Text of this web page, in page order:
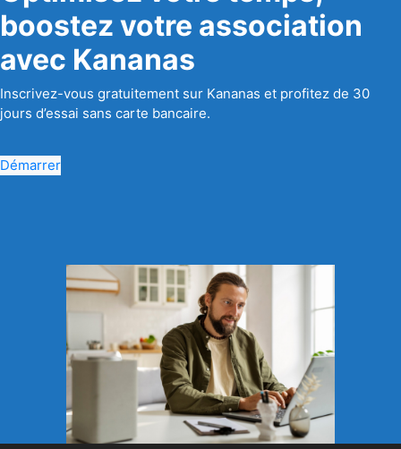
boostez votre association
avec Kananas
Inscrivez-vous gratuitement sur Kananas et profitez de 30
jours d’essai sans carte bancaire.
Démarrer